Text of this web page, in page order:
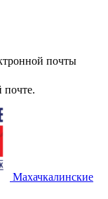
почты
почте.
Махачкалинские